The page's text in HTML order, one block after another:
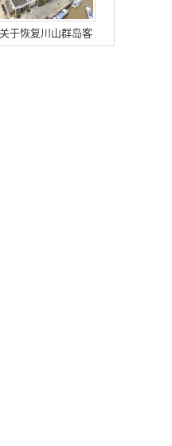
关于恢复川山群岛客
运服务的通知